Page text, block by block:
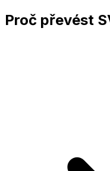
Proč převést